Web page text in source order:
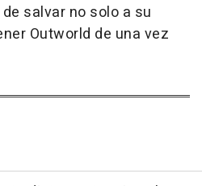
salvar no solo a su
Outworld de una vez